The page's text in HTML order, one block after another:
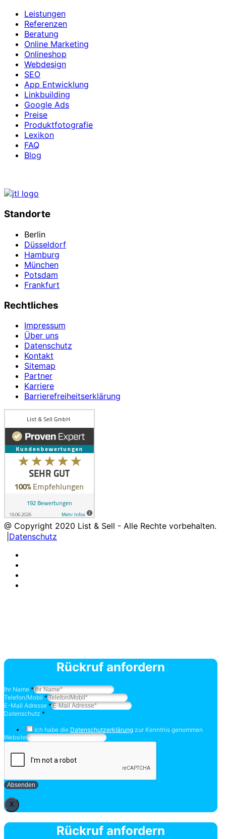
Leistungen
Referenzen
Beratung
Online Marketing
Onlineshop
Webdesign
SEO
App Entwicklung
Linkbuilding
Google Ads
Preise
Produktfotografie
Lexikon
FAQ
Blog
Standorte
Berlin
Düsseldorf
Hamburg
München
Potsdam
Frankfurt
Rechtliches
Impressum
Über uns
Datenschutz
Kontakt
Sitemap
Partner
Karriere
Barrierefreiheitserklärung
@ Copyright 2020 List & Sell - Alle Rechte vorbehalten.
Datenschutz
Rückruf anfordern
Ihr Name *
Telefon/Mobil *
E-Mail Adresse *
Datenschutz *
Ich habe die Datenschutzerklärung zur Kenntnis genommen
Website
Absenden
X
Rückruf anfordern